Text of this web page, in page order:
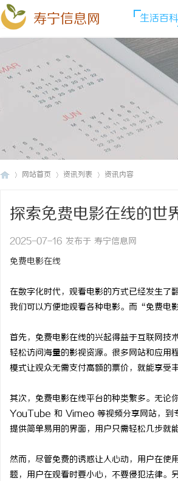
寿宁信息网 生活百科
网站首页 资讯列表 资讯内容
探索免费电影在线的世
2025-07-16 发布于 寿宁信息网
免费电影在线
在数字化时代，观看电影的方式已经发生了
我们可以方便地观看各种电影。而“免费电
首先，免费电影在线的兴起得益于互联网技
轻松访问海量的影视资源。很多网站和应用
模式让观众无需支付高额的票价，就能享受
其次，免费电影在线平台的种类繁多。无论
YouTube 和 Vimeo 等视频分享网站，到
提供简单易用的界面，用户只需轻松几步就
然而，尽管免费的诱惑让人心动，用户在使
题，用户在观看时要小心，不要侵犯法律。